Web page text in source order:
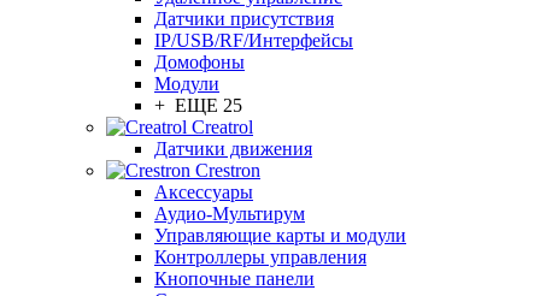
Датчики присутствия
IP/USB/RF/Интерфейсы
Домофоны
Модули
+ ЕЩЕ 25
Creatrol
Датчики движения
Crestron
Аксессуары
Аудио-Мультирум
Управляющие карты и модули
Контроллеры управления
Кнопочные панели